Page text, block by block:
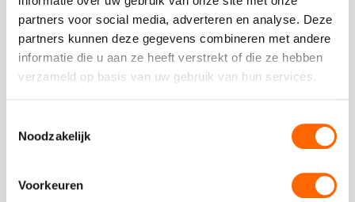
partners voor social media, adverteren en analyse. Deze
partners kunnen deze gegevens combineren met andere
informatie die u aan ze heeft verstrekt of die ze hebben
verzameld op basis van uw gebruik van hun services.
Noodzakelijk
Voorkeuren
Bekijk
vanaf €29,00 p.p. excl BTW
Maak kennis met de lekkerste Hollandse kazen